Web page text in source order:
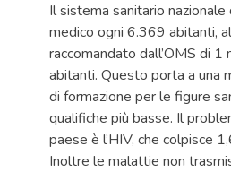
Il sistema sanitario nazionale
medico ogni 6.369 abitanti,
raccomandato dall’OMS di
abitanti. Questo porta a una
di formazione per le figure
qualifiche più basse. Il
paese è l’HIV, che colpisce
Inoltre le malattie non